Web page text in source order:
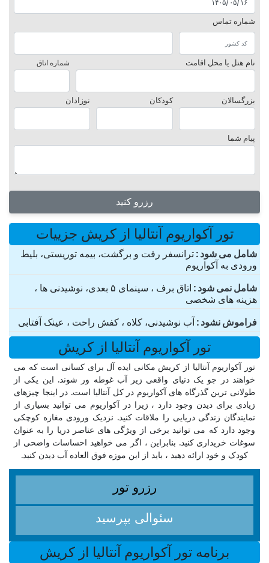
شماره تماس
نام هتل یا محل اقامت شماره اتاق
بزرگسالان کودکان نوزادان
پیام شما
رزرو کنید
تور آکواریوم آنتالیا از کریش جزییات
شامل می شود ترانسفر رفت و برگشت، بیمه توریستی، بلیط
ورودی به آکواریوم
شامل نمی شود
اتاق برف ، سینمای ۵ بعدی، نوشیدنی ها ،
هزینه های شخصی
فراموش نشود آب نوشیدنی، کلاه ، کفش راحت ، عینک آفتابی
تور آکواریوم آنتالیا از کریش
تور آکواریوم آنتالیا از کریش مکانی ایده آل برای کسانی است که می
خواهند در جو یک دنیای واقعی زیر آب غوطه ور شوند. این یکی از
طولانی ترین گذرگاه های آکواریوم در کل آنتالیا است. در اینجا چیزهای
زیادی برای دیدن وجود دارد ، زیرا در آکواریوم می توانید بسیاری از
نمایندگان زندگی دریایی را ملاقات کنید. نزدیک ورودی مغازه کوچکی
وجود دارد که می توانید برخی از ویژگی های عناصر دریا را به عنوان
سوغات خریداری کنید. بنابراین ، اگر می خواهید احساسات واضحی از
کودک و خود ارائه دهید ، باید از این موزه فوق العاده آب دیدن کنید.
رزرو تور
سئوالی بپرسید
برنامه تور آکواریوم آنتالیا از کریش